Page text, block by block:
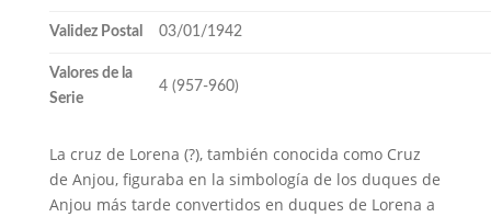
Validez Postal 03/01/1942
Valores de la
Serie
4 (957-960)
La cruz de Lorena (?), también conocida como Cruz
de Anjou, figuraba en la simbología de los duques de
Anjou más tarde convertidos en duques de Lorena a